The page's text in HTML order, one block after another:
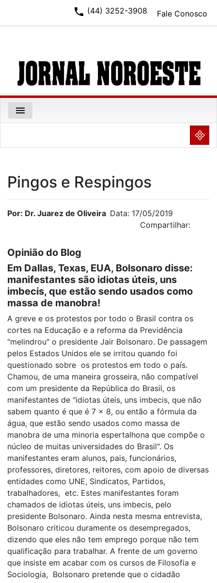
Fale Conosco
phone (44) 3252-3908
menu
NULL
Pingos e Respingos
Por: Dr. Juarez de Oliveira Data: 17/05/2019
Compartilhar:
Opinião do Blog
Em Dallas, Texas, EUA, Bolsonaro disse:
manifestantes são idiotas úteis, uns
imbecis, que estão sendo usados como
massa de manobra!
A greve e os protestos por todo o Brasil contra os
cortes na Educação e a reforma da Previdência
"melindrou" o presidente Jair Bolsonaro. De passagem
pelos Estados Unidos ele se irritou quando foi
questionado sobre os protestos em todo o país.
Chamou, de uma maneira grosseira, não compatível
com um presidente da República do Brasil, os
manifestantes de "idiotas úteis, uns imbecis, que não
sabem quanto é que é 7 x 8, ou então a fórmula da
água, que estão sendo usados como massa de
manobra de uma minoria espertalhona que compõe o
núcleo de muitas universidades do Brasil". Os
manifestantes eram alunos, pais, funcionários,
professores, diretores, reitores, com apoio de diversas
entidades como UNE, Sindicatos, Partidos,
trabalhadores, etc. Estes manifestantes foram
chamados de idiotas úteis, uns imbecis, pelo
presidente Bolsonaro. Ainda nesta mesma entrevista,
Bolsonaro criticou duramente os desempregados,
dizendo que eles não tem emprego porque não tem
qualificação para trabalhar. A frente de um governo
que insiste em acabar com os cursos de Filosofia e
Sociologia, Bolsonaro pretende que o cidadão